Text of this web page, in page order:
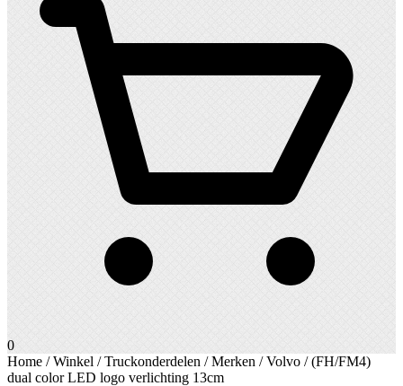
0
Home /Winkel /Truckonderdelen /Merken /Volvo / (FH/FM4)
dual color LED logo verlichting 13cm